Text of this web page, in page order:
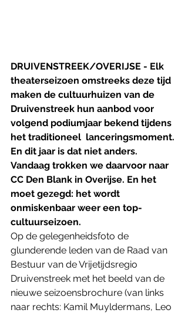
DRUIVENSTREEK/OVERIJSE - Elk
theaterseizoen omstreeks deze tijd
maken de cultuurhuizen van de
Druivenstreek hun aanbod voor
volgend podiumjaar bekend tijdens
het traditioneel  lanceringsmoment.
En dit jaar is dat niet anders.
Vandaag trokken we daarvoor naar
CC Den Blank in Overijse. En het
moet gezegd: het wordt
onmiskenbaar weer een top-
cultuurseizoen.
Op de gelegenheidsfoto de
glunderende leden van de Raad van
Bestuur van de Vrijetijdsregio
Druivenstreek met het beeld van de
nieuwe seizoensbrochure (van links
naar rechts: Kamil Muyldermans, Leo